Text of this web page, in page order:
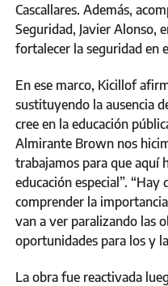
Cascallares. Además,
Seguridad, Javier Alonso,
fortalecer la seguridad en
En ese marco, Kicillof
sustituyendo la ausencia
cree en la educación
Almirante Brown nos
trabajamos para que aquí
educación especial”.
comprender la
van a ver paralizando las
oportunidades para los y
La obra fue reactivada